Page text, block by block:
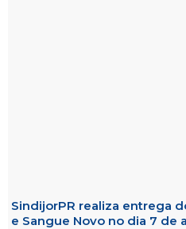
SindijorPR realiza entrega
e Sangue Novo no dia 7 de